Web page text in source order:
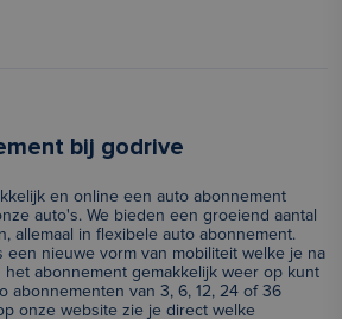
bij godrive
en online een auto abonnement
auto's. We bieden een groeiend aantal
allemaal in flexibele auto abonnement.
een nieuwe vorm van mobiliteit welke je na
het abonnement gemakkelijk weer op kunt
abonnementen van 3, 6, 12, 24 of 36
onze website zie je direct welke